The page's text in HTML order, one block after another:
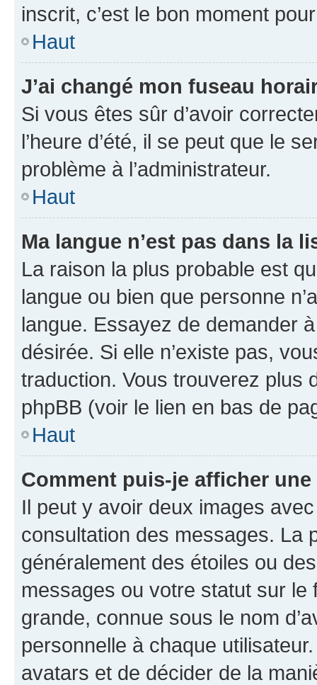
inscrit, c’est le bon moment
Haut
J’ai changé mon fuseau
Si vous êtes sûr d’avoir
l’heure d’été, il se peut que le
problème à l’administrateur.
Haut
Ma langue n’est pas dans la
La raison la plus probable est
langue ou bien que personne
langue. Essayez de demander
désirée. Si elle n’existe pas,
traduction. Vous trouverez plus
phpBB (voir le lien en bas de
Haut
Comment puis-je afficher
Il peut y avoir deux images
consultation des messages. La
généralement des étoiles ou
messages ou votre statut sur
grande, connue sous le nom
personnelle à chaque utilisateur.
avatars et de décider de la